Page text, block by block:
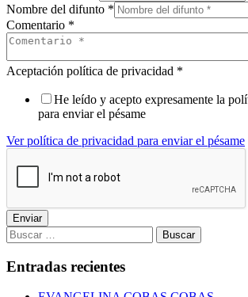
Nombre del difunto *
Comentario *
Aceptación política de privacidad *
He leído y acepto expresamente la
para enviar el pésame
Ver política de privacidad para enviar el pésame
Enviar
Buscar:
Entradas recientes